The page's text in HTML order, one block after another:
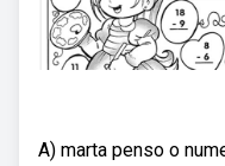
A) marta penso o